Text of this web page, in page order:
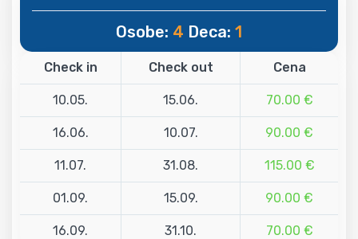
Osobe: 4 Deca: 1
Check in Check out Cena
10.05. 15.06. 70.00 €
16.06. 10.07. 90.00 €
11.07. 31.08. 115.00 €
01.09. 15.09. 90.00 €
16.09. 31.10. 70.00 €